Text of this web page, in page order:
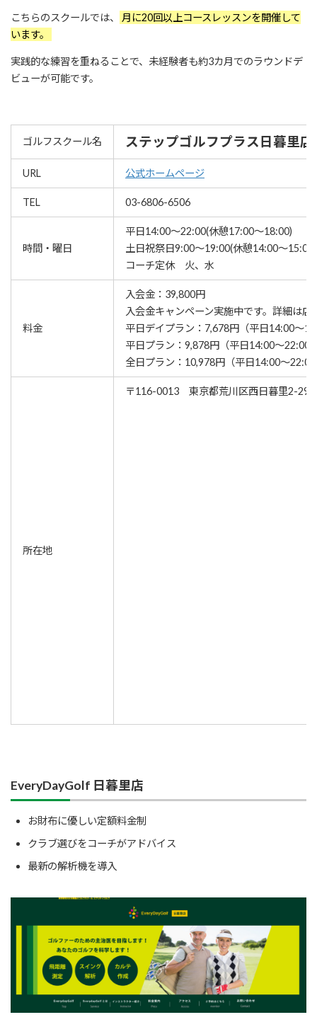
こちらのスクールでは、
月に20回以上コースレッスンを開催して
います。
実践的な練習を重ねることで、未経験者も約3カ月でのラウンドデ
ビューが可能です。
ゴルフスクール名 ステップゴルフプラス日暮里店
URL 公式ホームページ
TEL 03-6806-6506
時間・曜日
平日14:00～22:00(休憩17:00～18:00)
土日祝祭日9:00～19:00(休憩14:00～15:00)
コーチ定休 火、水
料金
入会金：39,800円
⼊会⾦キャンペーン実施中です。詳細は
平日デイプラン：7,678円（平日14:00～
平日プラン：9,878円（平日14:00～22:00
全日プラン：10,978円（平日14:00～
所在地
〒116-0013 東京都荒川区西日暮里2-29-
EveryDayGolf 日暮里店
お財布に優しい定額料金制
クラブ選びをコーチがアドバイス
最新の解析機を導入